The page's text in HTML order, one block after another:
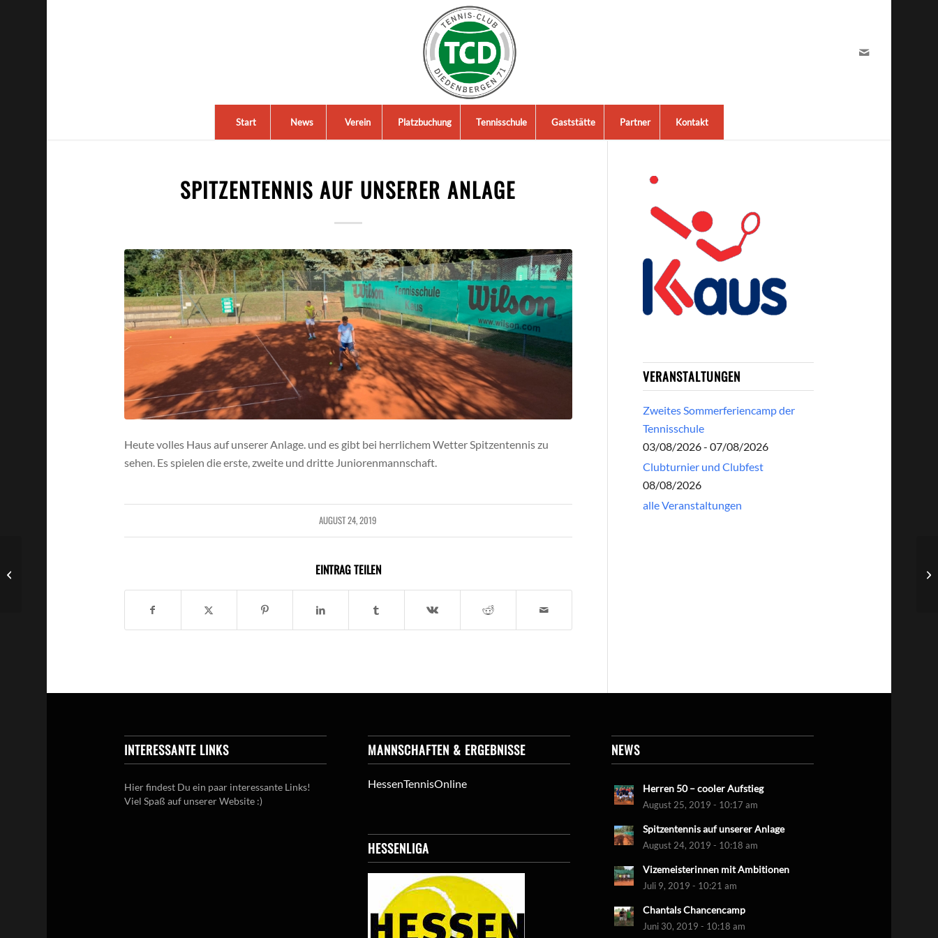
Start News Verein Platzbuchung Tennisschule Gaststätte Partner Kontakt
SPITZENTENNIS AUF UNSERER ANLAGE
Heute volles Haus auf unserer Anlage. und es gibt bei herrlichem Wetter Spitzentennis zu
sehen. Es spielen die erste, zweite und dritte Juniorenmannschaft.
AUGUST 24, 2019
EINTRAG TEILEN
VERANSTALTUNGEN
Zweites Sommerferiencamp der
Tennisschule
03/08/2026 - 07/08/2026
Clubturnier und Clubfest
08/08/2026
alle Veranstaltungen
INTERESSANTE LINKS
Hier findest Du ein paar interessante Links!
Viel Spaß auf unserer Website :)
MANNSCHAFTEN & ERGEBNISSE
HessenTennisOnline
HESSENLIGA
NEWS
Herren 50 – cooler Aufstieg
August 25, 2019 - 10:17 am
Spitzentennis auf unserer Anlage
August 24, 2019 - 10:18 am
Vizemeisterinnen mit Ambitionen
Juli 9, 2019 - 10:21 am
Chantals Chancencamp
Juni 30, 2019 - 10:18 am